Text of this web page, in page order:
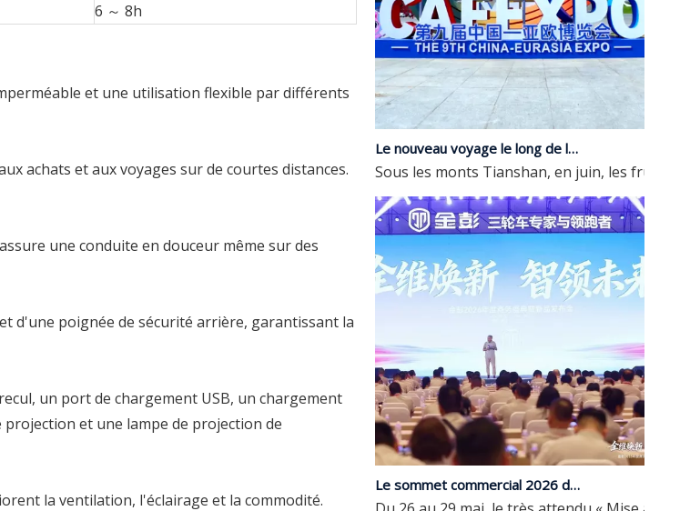
6 ～ 8h
et une utilisation flexible par différents
achats et aux voyages sur de courtes distances.
une conduite en douceur même sur des
d'une poignée de sécurité arrière, garantissant la
un port de chargement USB, un chargement
et une lampe de projection de
la ventilation, l'éclairage et la commodité.
Le nouveau voyage le long de la Route de la Soie | Le groupe JP fait ses débuts à la 9e exposition Chine-Eurasie
Sous les monts Tianshan, en juin, les fruits
Le sommet commercial 2026 de JP Group et le lancement de nouveaux produits se terminent avec succès | Mise à niveau complète, menant l'avenir avec l'intelligence
Du 26 au 29 mai, le très attendu « Mise à